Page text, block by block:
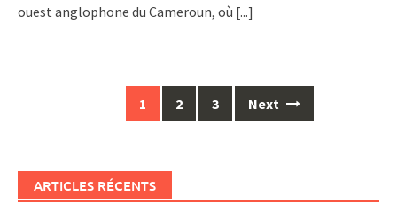
ouest anglophone du Cameroun, où [...]
1 2 3 Next
ARTICLES RÉCENTS